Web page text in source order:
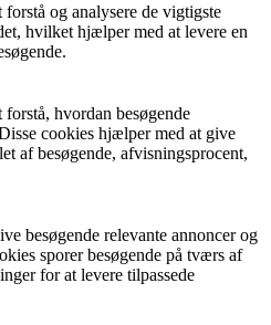
og analysere de vigtigste
hvilket hjælper med at levere en
hvordan besøgende
cookies hjælper med at give
af besøgende, afvisningsprocent,
besøgende relevante annoncer og
sporer besøgende på tværs af
for at levere tilpassede